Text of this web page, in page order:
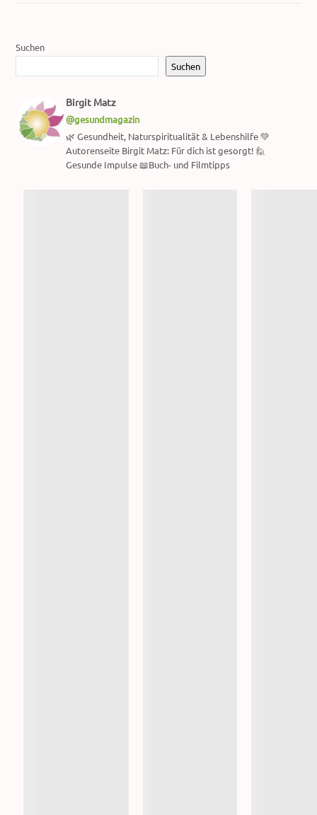
Suchen
Suchen
Birgit Matz
@gesundmagazin
🌿 Gesundheit, Naturspiritualität & Lebenshilfe 💚
Autorenseite Birgit Matz: Für dich ist gesorgt! 🙋
Gesunde Impulse 📖Buch- und Filmtipps